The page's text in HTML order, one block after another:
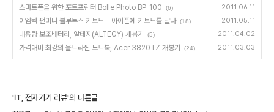
스마트폰을 위한 포토프린터 Bolle Photo BP-100 (6) 2011.06.11
이엠텍 펀미니 블루투스 키보드 - 아이폰에 키보드를 달다 (18) 2011.05.11
대용량 보조배터리, 알테지(ALTEGY) 개봉기 (5) 2011.04.02
가격대비 최강의 울트라씬 노트북, Acer 3820TZ 개봉기 (24) 2011.03.03
'IT, 전자기기 리뷰'의 다른글